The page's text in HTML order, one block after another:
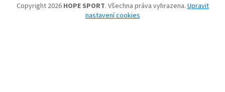
Copyright 2026 HOPE SPORT. Všechna práva vyhrazena. Upravit
nastavení cookies